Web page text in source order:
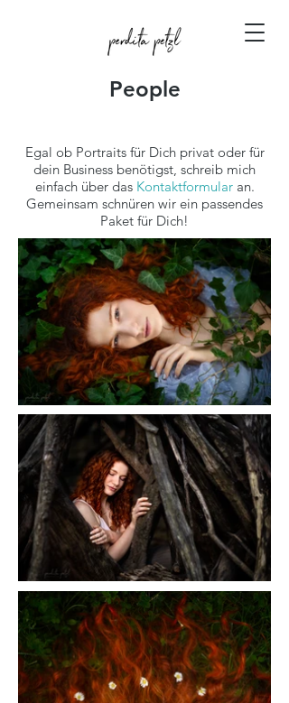
People
Egal ob Portraits für Dich privat oder für
dein Business benötigst, schreib mich
einfach über das Kontaktformular an.
Gemeinsam schnüren wir ein passendes
Paket für Dich!